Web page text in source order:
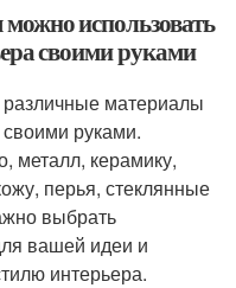
использовать
своими руками
материалы
руками.
металл, керамику,
перья, стеклянные
выбрать
вашей идеи и
интерьера.